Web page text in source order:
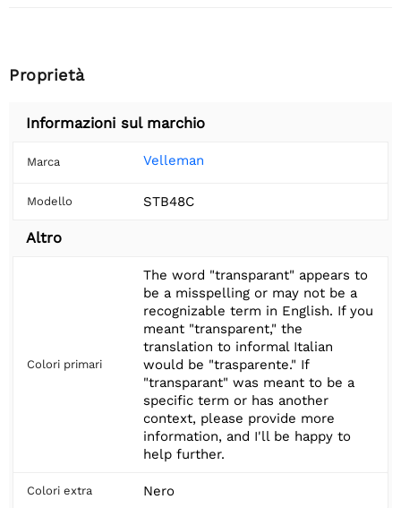
Proprietà
Informazioni sul marchio
Marca Velleman
Modello STB48C
Altro
Colori primari
The word "transparant" appears to
be a misspelling or may not be a
recognizable term in English. If you
meant "transparent," the
translation to informal Italian
would be "trasparente." If
"transparant" was meant to be a
specific term or has another
context, please provide more
information, and I'll be happy to
help further.
Colori extra Nero